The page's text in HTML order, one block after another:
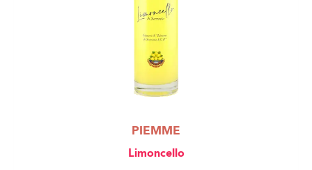
PIEMME
Limoncello